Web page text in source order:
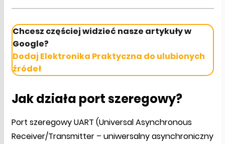
Chcesz częściej widzieć nasze artykuły w
Google?
Dodaj Elektronika Praktyczna do ulubionych
źródeł
Jak działa port szeregowy?
Port szeregowy UART (Universal Asynchronous
Receiver/Transmitter – uniwersalny asynchroniczny